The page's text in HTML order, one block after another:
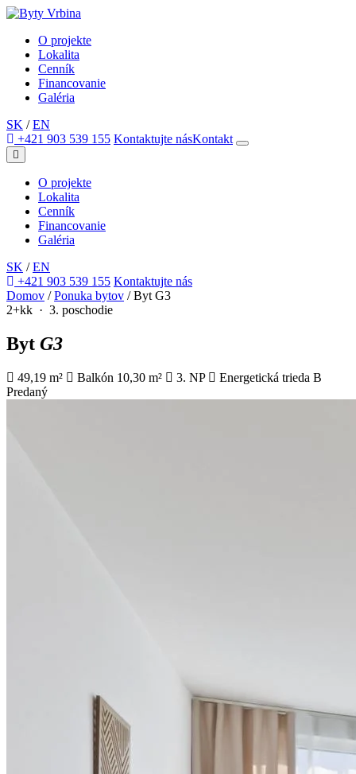
O projekte
Lokalita
Cenník
Financovanie
Galéria
SK / EN
+421 903 539 155 Kontaktujte násKontakt
O projekte
Lokalita
Cenník
Financovanie
Galéria
SK / EN
+421 903 539 155 Kontaktujte nás
Domov / Ponuka bytov / Byt G3
2+kk · 3. poschodie
Byt G3
49,19 m² Balkón 10,30 m² 3. NP
Energetická trieda B
Predaný